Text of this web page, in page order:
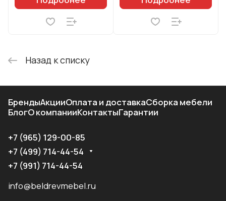
Назад к списку
БрендыАкцииОплата и доставкаСборка мебели
БлогО компанииКонтактыГарантии
+7 (965) 129-00-85
+7 (499) 714-44-54
+7 (991) 714-44-54
info@beldrevmebel.ru